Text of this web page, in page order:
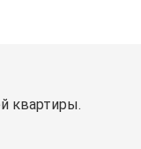
квартиры.